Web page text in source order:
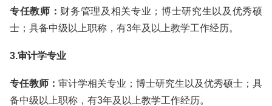
专任教师： 财务管理及相关专业；博士研究生以及优秀硕
士；具备中级以上职称，有3年及以上教学工作经历。
3.审计学专业
专任教师： 审计学相关专业；博士研究生以及优秀硕士；具
备中级以上职称，有3年及以上教学工作经历。